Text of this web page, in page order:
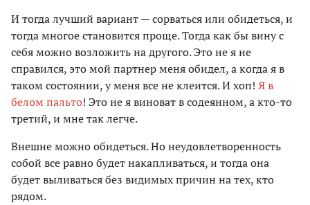
И тогда лучший вариант — сорваться или обидеться, и
тогда многое становится проще. Тогда как бы вину с
себя можно возложить на другого. Это не я не
справился, это мой партнер меня обидел, а когда я в
таком состоянии, у меня все не клеится. И хоп! Я в
белом пальто! Это не я виноват в содеянном, а кто-то
третий, и мне так легче.
Внешне можно обидеться. Но неудовлетворенность
собой все равно будет накапливаться, и тогда она
будет выливаться без видимых причин на тех, кто
рядом.